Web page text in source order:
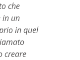
che
in un
in quel
creare